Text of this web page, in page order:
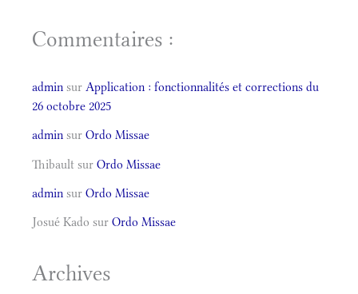
Commentaires :
admin sur Application : fonctionnalités et corrections du
26 octobre 2025
admin sur Ordo Missae
Thibault sur Ordo Missae
admin sur Ordo Missae
Josué Kado sur Ordo Missae
Archives